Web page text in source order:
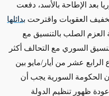
بعد الإطاحة بالأسد، دفعت
العقوبات واقترحت بدائلها
العزم الصلب بالتنسيق مع
السوري مع التحالف أكثر
الرابع عشر من أيار/مايو بين
الحكومة السورية يجب أن
ظهور تنظيم الدولة